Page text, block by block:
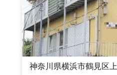
神奈川県横浜市鶴見区